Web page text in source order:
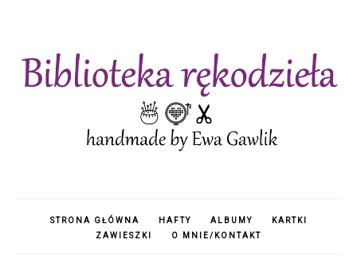
STRONA GŁÓWNA HAFTY ALBUMY
KARTKI
ZAWIESZKI
O MNIE/KONTAKT